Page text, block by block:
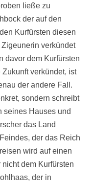
ließe zu
der auf den
Kurfürsten diesen
verkündet
davor dem Kurfürsten
verkündet, ist
der andere Fall.
sondern schreibt
seines Hauses und
das Land
der das Reich
wird auf einen
dem Kurfürsten
der in